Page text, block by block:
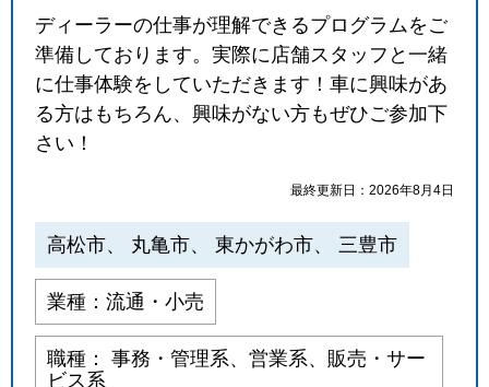
ディーラーの仕事が理解できるプログラムをご
準備しております。実際に店舗スタッフと一緒
に仕事体験をしていただきます！車に興味があ
る方はもちろん、興味がない方もぜひご参加下
さい！
最終更新日：2026年8月4日
高松市、 丸亀市、 東かがわ市、 三豊市
業種：流通・小売
職種： 事務・管理系、営業系、販売・サー
ビス系